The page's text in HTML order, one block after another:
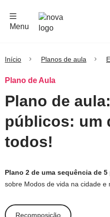
Menu
Início Planos de aula
Plano de Aula
Plano de
públicos: um
todos!
Plano 2 de uma sequência de 5
sobre Modos de vida na cidade e
Recomposição